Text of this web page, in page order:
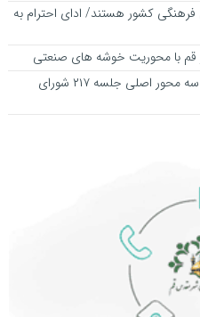
فرهنگی کشور هستند/ ادای احترام به
قم با محوریت خوشه های صنعتی
باغ‌موزه، سرویس مدارس و تنورخانه؛ سه محور اصلی جلسه ۲۱۷ شورای